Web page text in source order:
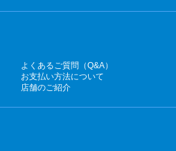
よくあるご質問（Q&A）
お支払い方法について
店舗のご紹介